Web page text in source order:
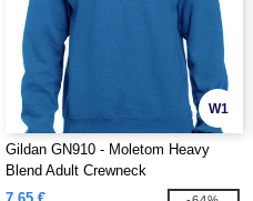
W1
Gildan GN910 - Moletom Heavy
Blend Adult Crewneck